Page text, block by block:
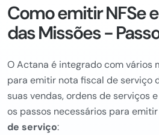
Como emitir NFSe
das Missões -
O Actana é integrado com vários
para emitir nota fiscal de serviço
suas vendas, ordens de serviços
os passos necessários para emitir
de serviço: